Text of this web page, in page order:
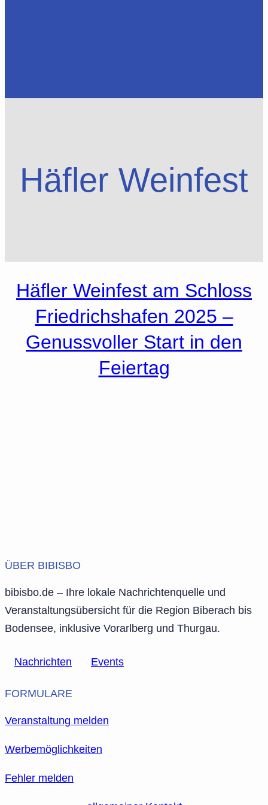
Häfler Weinfest
Häfler Weinfest am Schloss
Friedrichshafen 2025 –
Genussvoller Start in den
Feiertag
ÜBER BIBISBO
bibisbo.de – Ihre lokale Nachrichtenquelle und
Veranstaltungsübersicht für die Region Biberach bis
Bodensee, inklusive Vorarlberg und Thurgau.
Nachrichten Events
FORMULARE
Veranstaltung melden
Werbemöglichkeiten
Fehler melden